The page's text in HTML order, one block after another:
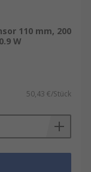
110 mm, 200
W
50,43 €/Stück